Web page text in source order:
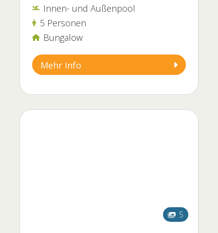
 5 Personen
 Innen- und Außenpool
 Bungalow
Mehr Info
5